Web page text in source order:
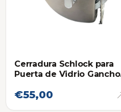
Cerradura Schlock para
Puerta de Vidrio Gancho
Llave / Mariposa
€55,00